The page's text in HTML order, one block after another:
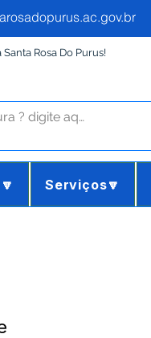
Santa Rosa Do Purus!
Serviços🔽